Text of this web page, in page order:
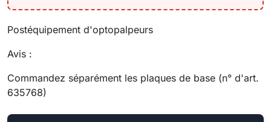
Postéquipement d'optopalpeurs
Avis :
Commandez séparément les plaques de base (n° d'art.
635768)